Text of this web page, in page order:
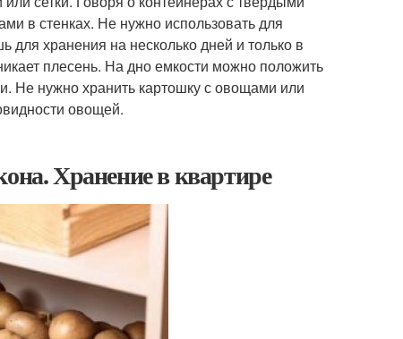
в стенках. Не нужно использовать для
для хранения на несколько дней и только в
плесень. На дно емкости можно положить
Не нужно хранить картошку с овощами или
овощей.
Хранение в квартире